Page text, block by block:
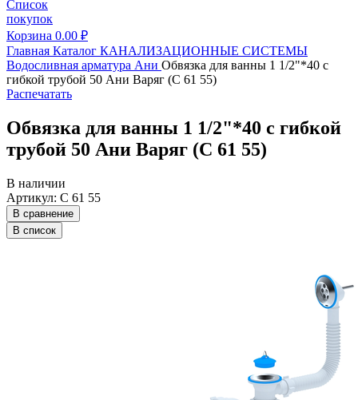
Список
покупок
Корзина 0.00 ₽
Главная Каталог КАНАЛИЗАЦИОННЫЕ СИСТЕМЫ
Водосливная арматура Ани Обвязка для ванны 1 1/2"*40 с
гибкой трубой 50 Ани Варяг (С 61 55)
Распечатать
Обвязка для ванны 1 1/2"*40 с гибкой
трубой 50 Ани Варяг (С 61 55)
В наличии
Артикул: С 61 55
В сравнение
В список